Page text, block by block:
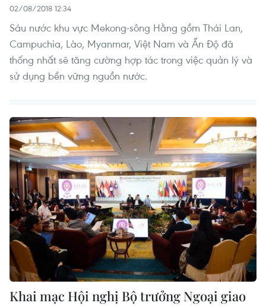
02/08/2018 12:34
Sáu nước khu vực Mekong-sông Hằng gồm Thái Lan,
Campuchia, Lào, Myanmar, Việt Nam và Ấn Độ đã
thống nhất sẽ tăng cường hợp tác trong việc quản lý và
sử dụng bền vững nguồn nước.
Khai mạc Hội nghị Bộ trưởng Ngoại giao